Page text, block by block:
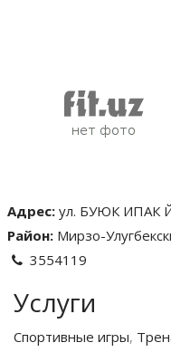
Адрес: ул. БУЮК ИПАК
Район: Мирзо-
3554119
Услуги
Спортивные игры,